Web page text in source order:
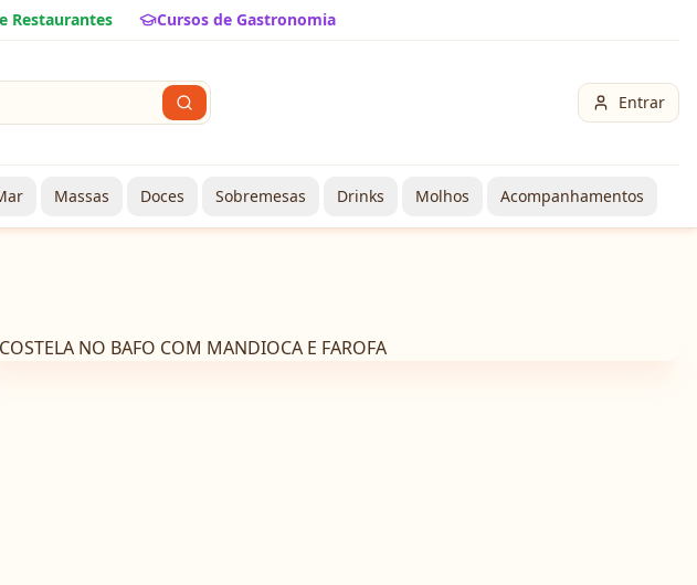
Restaurantes Cursos de Gastronomia
Entrar
Massas Doces Sobremesas Drinks Molhos Acompanhamentos